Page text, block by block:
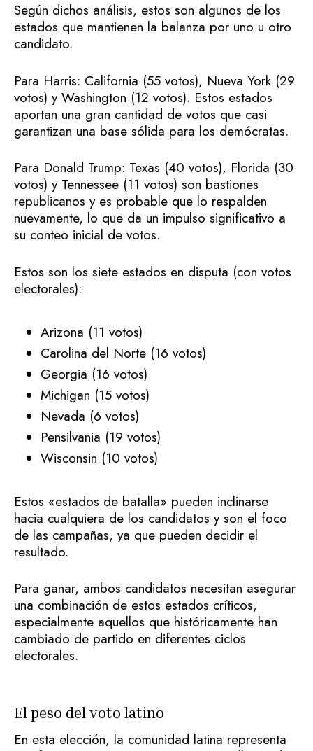
Según dichos análisis, estos son algunos de los
estados que mantienen la balanza por uno u otro
candidato.
Para Harris: California (55 votos), Nueva York (29
votos) y Washington (12 votos). Estos estados
aportan una gran cantidad de votos que casi
garantizan una base sólida para los demócratas.
Para Donald Trump: Texas (40 votos), Florida (30
votos) y Tennessee (11 votos) son bastiones
republicanos y es probable que lo respalden
nuevamente, lo que da un impulso significativo a
su conteo inicial de votos.
Estos son los siete estados en disputa (con votos
electorales):
Arizona (11 votos)
Carolina del Norte (16 votos)
Georgia (16 votos)
Michigan (15 votos)
Nevada (6 votos)
Pensilvania (19 votos)
Wisconsin (10 votos)
Estos «estados de batalla» pueden inclinarse
hacia cualquiera de los candidatos y son el foco
de las campañas, ya que pueden decidir el
resultado.
Para ganar, ambos candidatos necesitan asegurar
una combinación de estos estados críticos,
especialmente aquellos que históricamente han
cambiado de partido en diferentes ciclos
electorales.
El peso del voto latino
En esta elección, la comunidad latina representa